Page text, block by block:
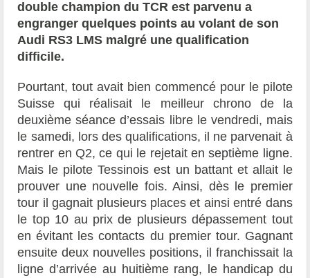
double champion du TCR est parvenu a
engranger quelques points au volant de son
Audi RS3 LMS malgré une qualification
difficile.
Pourtant, tout avait bien commencé pour le pilote
Suisse qui réalisait le meilleur chrono de la
deuxième séance d’essais libre le vendredi, mais
le samedi, lors des qualifications, il ne parvenait à
rentrer en Q2, ce qui le rejetait en septième ligne.
Mais le pilote Tessinois est un battant et allait le
prouver une nouvelle fois. Ainsi, dès le premier
tour il gagnait plusieurs places et ainsi entré dans
le top 10 au prix de plusieurs dépassement tout
en évitant les contacts du premier tour. Gagnant
ensuite deux nouvelles positions, il franchissait la
ligne d’arrivée au huitième rang, le handicap du